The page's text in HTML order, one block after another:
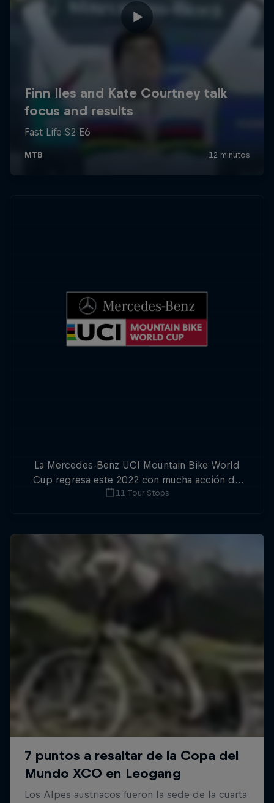
La Mercedes-Benz UCI Mountain Bike World
Cup regresa este 2022 con mucha acción de
downhill y cross-country.
11 Tour Stops